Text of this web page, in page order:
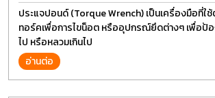
ประแจปอนด์ (Torque Wrench) เป็นเครื่องมือที่ใ
ทอร์คเพื่อการไขน็อต หรืออุปกรณ์ยึดต่างๆ เพื่อป้อ
ไป หรือหลวมเกินไป
อ่านต่อ